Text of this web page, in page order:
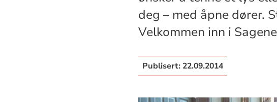
deg – med åpne dører.
Velkommen inn i
Publisert: 22.09.2014